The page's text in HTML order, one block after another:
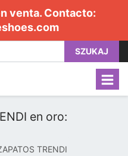
venta. Contacto:
SZUKAJ
en oro:
TRENDI